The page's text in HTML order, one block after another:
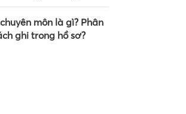
môn là gì? Phân
ghi trong hồ sơ?